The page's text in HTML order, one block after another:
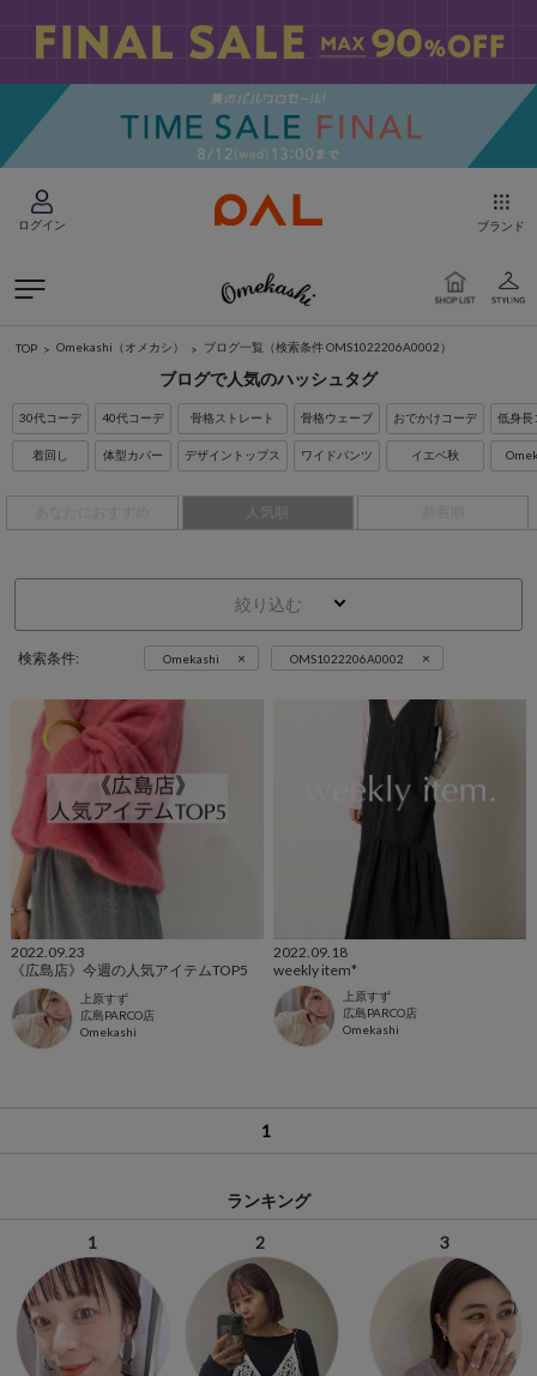
ログイン ブランド
TOP Omekashi（オメカシ） ブログ一覧 （検索条件 OMS1022206A0002）
ブログで人気のハッシュタグ
30代コーデ
着回し
40代コーデ
体型カバー
骨格ストレート
デザイントップス
骨格ウェーブ
ワイドパンツ
おでかけコーデ
イエベ秋
低身長
人気順
絞り込む
検索条件: Omekashi × OMS1022206A0002 ×
2022.09.23
《広島店》今週の人気アイテムTOP5
上原すず
広島PARCO店
Omekashi
2022.09.18
weekly item*
上原すず
広島PARCO店
Omekashi
1
ランキング
1 2 3